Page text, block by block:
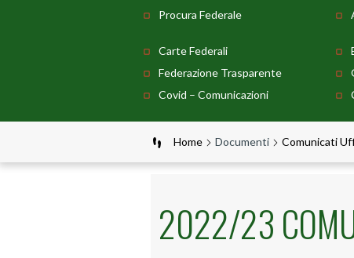
Procura Federale
Carte Federali
Federazione Trasparente
Covid – Comunicazioni
Home Documenti Comunicati
2022/23